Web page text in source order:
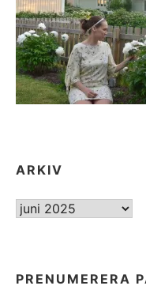
ARKIV
ARKIV
PRENUMERERA